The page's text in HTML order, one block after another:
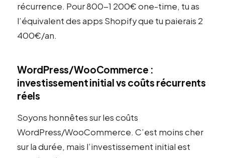
récurrence. Pour 800-1 200€ one-time, tu as
l’équivalent des apps Shopify que tu paierais 2
400€/an.
WordPress/WooCommerce :
investissement initial vs coûts récurrents
réels
Soyons honnêtes sur les coûts
WordPress/WooCommerce. C’est moins cher
sur la durée, mais l’investissement initial est